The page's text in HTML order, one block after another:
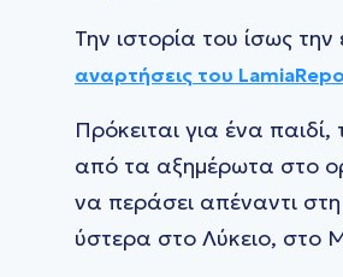
Την ιστορία του ίσως
αναρτήσεις του
Πρόκειται για ένα
από τα αξημέρωτα στο
να περάσει απέναντι
ύστερα στο Λύκειο, στο